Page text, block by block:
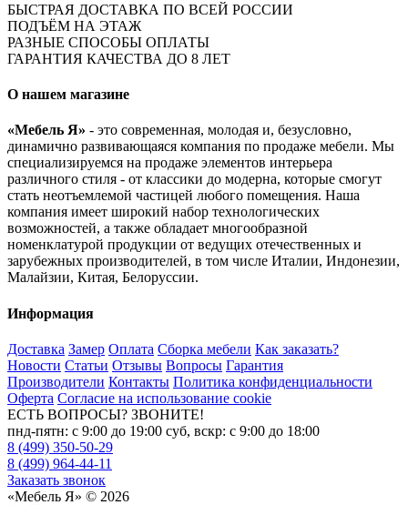
БЫСТРАЯ ДОСТАВКА ПО ВСЕЙ РОССИИ
ПОДЪЁМ НА ЭТАЖ
РАЗНЫЕ СПОСОБЫ ОПЛАТЫ
ГАРАНТИЯ КАЧЕСТВА ДО 8 ЛЕТ
О нашем магазине
«Мебель Я» - это современная, молодая и, безусловно,
динамично развивающаяся компания по продаже мебели. Мы
специализируемся на продаже элементов интерьера
различного стиля - от классики до модерна, которые смогут
стать неотъемлемой частицей любого помещения. Наша
компания имеет широкий набор технологических
возможностей, а также обладает многообразной
номенклатурой продукции от ведущих отечественных и
зарубежных производителей, в том числе Италии, Индонезии,
Малайзии, Китая, Белоруссии.
Информация
Доставка Замер Оплата Сборка мебели Как заказать?
Новости Статьи Отзывы Вопросы Гарантия
Производители Контакты Политика конфиденциальности
Оферта Согласие на использование cookie
ЕСТЬ ВОПРОСЫ? ЗВОНИТЕ!
пнд-пятн: с 9:00 до 19:00 суб, вскр: с 9:00 до 18:00
8 (499) 350-50-29
8 (499) 964-44-11
Заказать звонок
«Мебель Я» © 2026